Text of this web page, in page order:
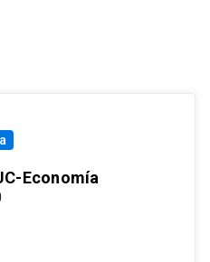
Economía